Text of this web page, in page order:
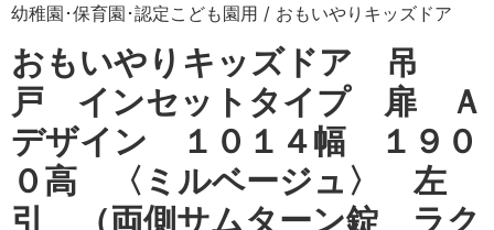
幼稚園･保育園･認定こども園用 / おもいやりキッズドア
おもいやりキッズドア 吊
戸 インセットタイプ 扉 Ａ
デザイン １０１４幅 １９０
０高 〈ミルベージュ〉 左
引 （両側サムターン錠 ラク